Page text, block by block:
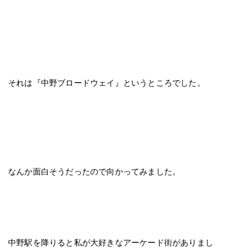
それは『中野ブロードウェイ』というところでした。
なんか面白そうだったので向かってみました。
中野駅を降りると私が大好きなアーケード街がありまし